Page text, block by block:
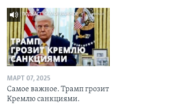
МАРТ 07, 2025
Самое важное. Трамп грозит
Кремлю санкциями.